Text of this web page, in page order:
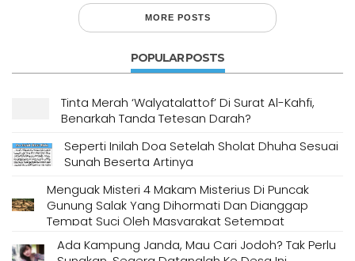
MORE POSTS
POPULAR POSTS
Tinta Merah ‘Walyatalattof’ Di Surat Al-Kahfi,
Benarkah Tanda Tetesan Darah?
Seperti Inilah Doa Setelah Sholat Dhuha Sesuai
Sunah Beserta Artinya
Menguak Misteri 4 Makam Misterius Di Puncak
Gunung Salak Yang Dihormati Dan Dianggap
Tempat Suci Oleh Masyarakat Setempat
Ada Kampung Janda, Mau Cari Jodoh? Tak Perlu